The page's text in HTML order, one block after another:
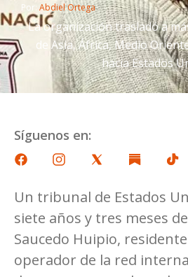
Por: Abdiel Ortega
La organización trasladó a
de Asia, África, Medio
hacia Estados
Síguenos en:
Un tribunal de Estados
siete años y tres meses
Saucedo Huipio,
operador de la red